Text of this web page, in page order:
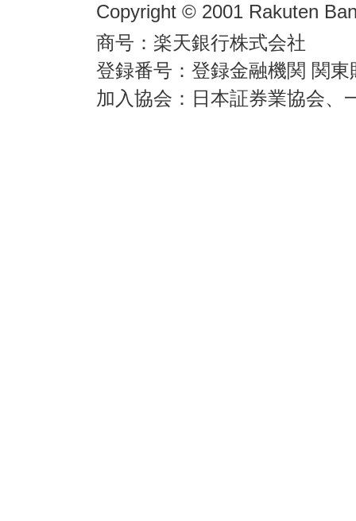
Copyright © 2001 Rakuten
商号：楽天銀行株式会社
登録番号：登録金融機関 関
加入協会：日本証券業協会、